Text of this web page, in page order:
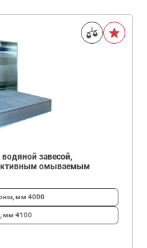
завесой,
омываемым
мм 4000
мм 4100